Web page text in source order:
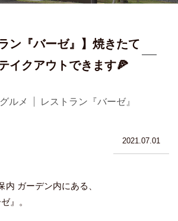
ン『バーゼ』】焼きたて
イクアウトできます🍕
グルメ レストラン『バーゼ』
2021.07.01
内 ガーデン内にある、
』。